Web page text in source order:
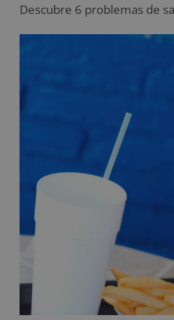
Descubre 6 problemas de